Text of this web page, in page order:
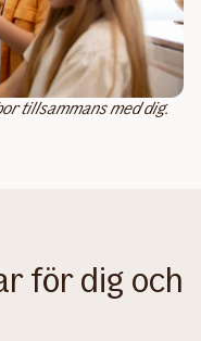
tillsammans med dig.
för dig och